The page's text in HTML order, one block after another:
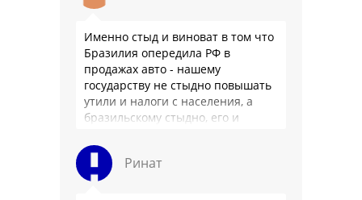
Именно стыд и виноват в том что
Бразилия опередила РФ в
продажах авто - нашему
государству не стыдно повышать
утили и налоги с населения, а
бразильскому стыдно, его и
Ринат